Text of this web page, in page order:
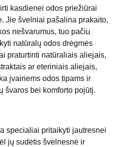
kasdienei odos priežiūrai
Jie švelniai pašalina prakaito,
nešvarumus, tuo pačiu
natūralų odos drėgmės
praturtinti natūraliais aliejais,
ar eteriniais aliejais,
įvairiems odos tipams ir
švaros bei komforto pojūtį.
specialiai pritaikyti jautresnei
jų sudėtis švelnesnė ir